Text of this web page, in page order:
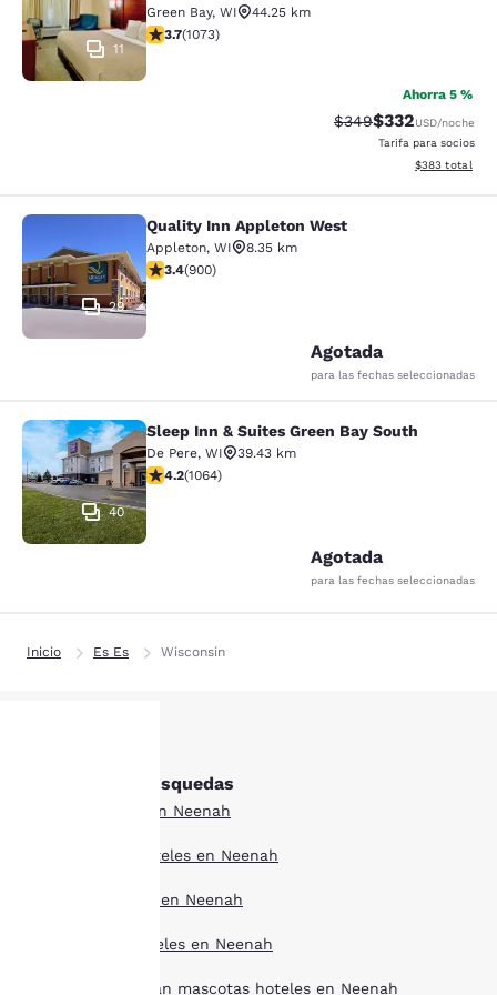
11
Green Bay, WI
44.25 km
Calificación de 3.66 estrellas. Bueno. 1073 reseñas
3.7(1073)
Ahorra 5 %
Tarifa tachada:
$349Tarifa reducida:
$332USD/noche
Tarifa para socios
Ver detalles
$383 total
Quality Inn Appleton West
29
Quality Inn Appleton West
Appleton, WI
8.35 km
Calificación de 3.41 estrellas. Bueno. 900 reseñas
3.4(900)
Agotada
para las fechas seleccionadas
Sleep Inn & Suites Green Bay South
40
Sleep Inn & Suites Green Bay South
De Pere, WI
39.43 km
Calificación de 4.2 estrellas. Excelente. 1064 reseñas
4.2(1064)
Agotada
para las fechas seleccionadas
Inicio Es Es Wisconsin
Otras Neenah búsquedas
Todos los hoteles en Neenah
Estilo boutique hoteles en Neenah
Ofertas de hoteles en Neenah
Larga estancia hoteles en Neenah
Hoteles que aceptan mascotas hoteles en Neenah